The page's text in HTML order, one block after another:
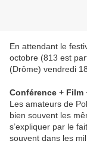
En attendant le
octobre (813 est
(Drôme) vendredi
Conférence + Film
Les amateurs de
bien souvent les
s’expliquer par le
souvent dans les